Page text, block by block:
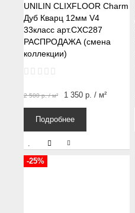
UNILIN CLIXFLOOR Charm
Дуб Кварц 12мм V4
33класс арт.CXC287
РАСПРОДАЖА (смена
коллекции)
2 500р./ м² 1 350 р. / м²
Подробнее
-25%